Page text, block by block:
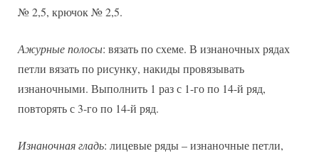
№ 2,5, крючок № 2,5.
Ажурные полосы: вязать по схеме. В изнаночных рядах
петли вязать по рисунку, накиды провязывать
изнаночными. Выполнить 1 раз с 1-го по 14-й ряд,
повторять с 3-го по 14-й ряд.
Изнаночная гладь: лицевые ряды – изнаночные петли,